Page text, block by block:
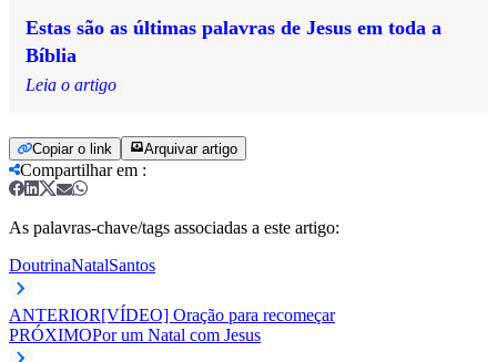
Estas são as últimas palavras de Jesus em toda a
Bíblia
Leia o artigo
Copiar o link Arquivar artigo
Compartilhar em :
As palavras-chave/tags associadas a este artigo:
DoutrinaNatalSantos
ANTERIOR[VÍDEO] Oração para recomeçar
PRÓXIMOPor um Natal com Jesus